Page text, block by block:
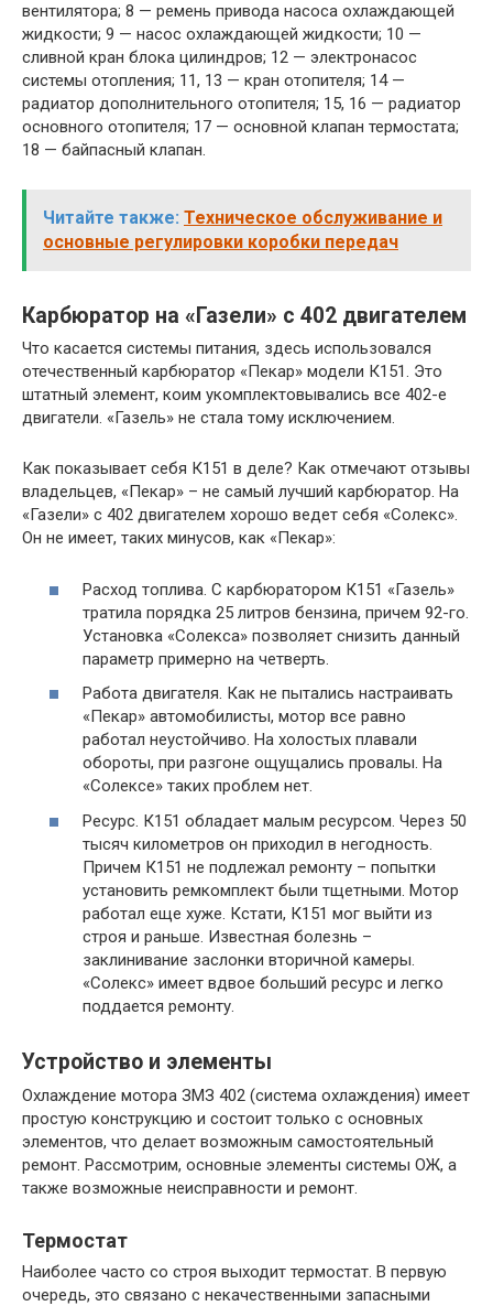
вентилятора; 8 — ремень привода насоса охлаждающей
жидкости; 9 — насос охлаждающей жидкости; 10 —
сливной кран блока цилиндров; 12 — электронасос
системы отопления; 11, 13 — кран отопителя; 14 —
радиатор дополнительного отопителя; 15, 16 — радиатор
основного отопителя; 17 — основной клапан термостата;
18 — байпасный клапан.
Читайте также: Техническое обслуживание и
основные регулировки коробки передач
Карбюратор на «Газели» с 402 двигателем
Что касается системы питания, здесь использовался
отечественный карбюратор «Пекар» модели К151. Это
штатный элемент, коим укомплектовывались все 402-е
двигатели. «Газель» не стала тому исключением.
Как показывает себя К151 в деле? Как отмечают отзывы
владельцев, «Пекар» – не самый лучший карбюратор. На
«Газели» с 402 двигателем хорошо ведет себя «Солекс».
Он не имеет, таких минусов, как «Пекар»:
Расход топлива. С карбюратором К151 «Газель»
тратила порядка 25 литров бензина, причем 92-го.
Установка «Солекса» позволяет снизить данный
параметр примерно на четверть.
Работа двигателя. Как не пытались настраивать
«Пекар» автомобилисты, мотор все равно
работал неустойчиво. На холостых плавали
обороты, при разгоне ощущались провалы. На
«Солексе» таких проблем нет.
Ресурс. К151 обладает малым ресурсом. Через 50
тысяч километров он приходил в негодность.
Причем К151 не подлежал ремонту – попытки
установить ремкомплект были тщетными. Мотор
работал еще хуже. Кстати, К151 мог выйти из
строя и раньше. Известная болезнь –
заклинивание заслонки вторичной камеры.
«Солекс» имеет вдвое больший ресурс и легко
поддается ремонту.
Устройство и элементы
Охлаждение мотора ЗМЗ 402 (система охлаждения) имеет
простую конструкцию и состоит только с основных
элементов, что делает возможным самостоятельный
ремонт. Рассмотрим, основные элементы системы ОЖ, а
также возможные неисправности и ремонт.
Термостат
Наиболее часто со строя выходит термостат. В первую
очередь, это связано с некачественными запасными